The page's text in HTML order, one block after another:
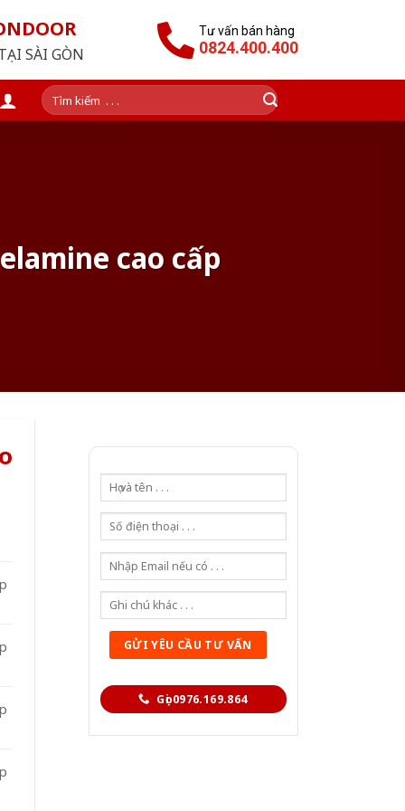
SÀI GÒN
Tư vấn bán hàng
0824.400.400
Tìm
kiếm:
cao cấp
Gọi 0976.169.864